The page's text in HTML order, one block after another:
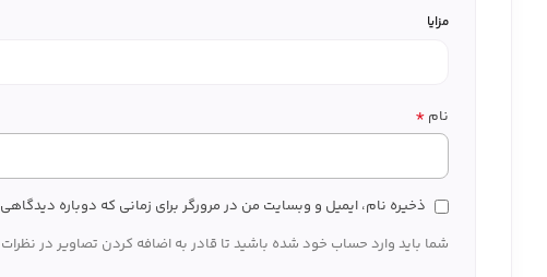
مزایا
نام *
ذخیره نام، ایمیل و وبسایت من در مرورگر برای زمانی که دوباره
شما باید وارد حساب خود شده باشید تا قادر به اضافه کردن تصاویر در